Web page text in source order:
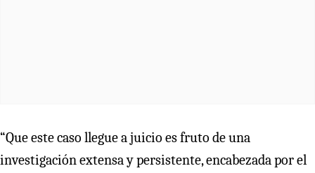
“Que este caso llegue a juicio es fruto de una
investigación extensa y persistente, encabezada por el